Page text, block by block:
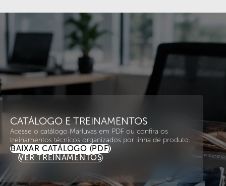
CATÁLOGO E TREINAMENTOS
Acesse o catálogo Marluvas em PDF ou confira os
treinamentos técnicos organizados por linha de produto.
BAIXAR CATÁLOGO (PDF)
VER TREINAMENTOS